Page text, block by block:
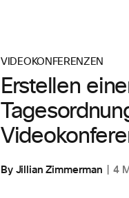
VIDEOKONFERENZEN
Erstellen
By Jillian Zimmerman 4